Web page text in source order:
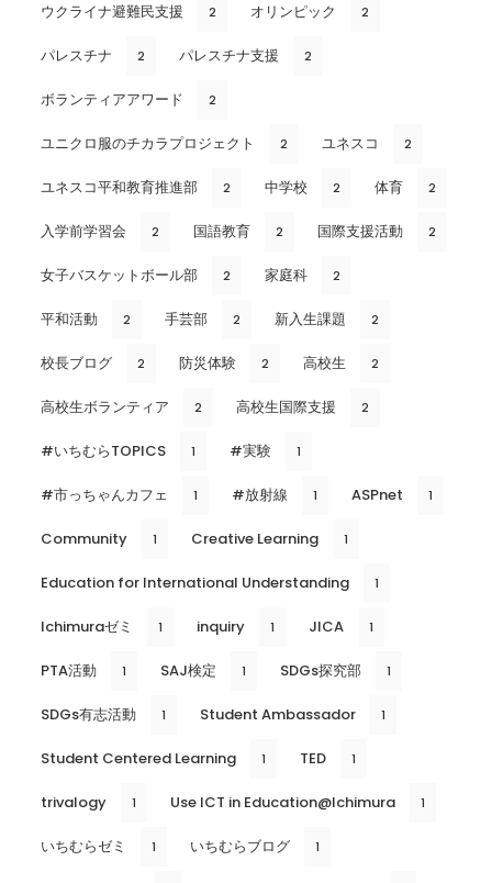
ウクライナ避難民支援 2 オリンピック 2
パレスチナ 2 パレスチナ支援 2
ボランティアアワード 2
ユニクロ服のチカラプロジェクト 2 ユネスコ 2
ユネスコ平和教育推進部 2 中学校 2 体育 2
入学前学習会 2 国語教育 2 国際支援活動 2
女子バスケットボール部 2 家庭科 2
平和活動 2 手芸部 2 新入生課題 2
校長ブログ 2 防災体験 2 高校生 2
高校生ボランティア 2 高校生国際支援 2
#いちむらTOPICS 1 #実験 1
#市っちゃんカフェ 1 #放射線 1 ASPnet 1
Community 1 Creative Learning 1
Education for International Understanding 1
Ichimuraゼミ 1 inquiry 1 JICA 1
PTA活動 1 SAJ検定 1 SDGs探究部 1
SDGs有志活動 1 Student Ambassador 1
Student Centered Learning 1 TED 1
trivalogy 1 Use ICT in Education@Ichimura 1
いちむらゼミ 1 いちむらブログ 1